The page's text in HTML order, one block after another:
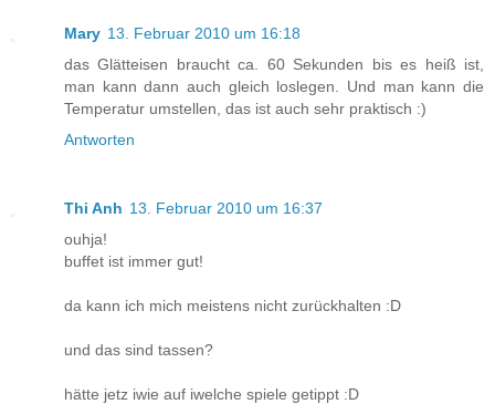
Mary 13. Februar 2010 um 16:18
das Glätteisen braucht ca. 60 Sekunden bis es heiß ist,
man kann dann auch gleich loslegen. Und man kann die
Temperatur umstellen, das ist auch sehr praktisch :)
Antworten
Thi Anh 13. Februar 2010 um 16:37
ouhja!
buffet ist immer gut!
da kann ich mich meistens nicht zurückhalten :D
und das sind tassen?
hätte jetz iwie auf iwelche spiele getippt :D